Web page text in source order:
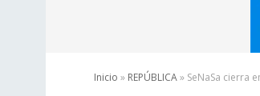
Inicio » REPÚBLICA» SeNaSa cierra